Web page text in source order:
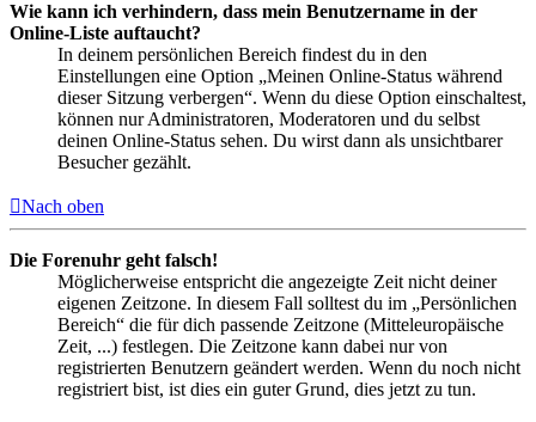
Wie kann ich verhindern, dass mein Benutzername in der
Online-Liste auftaucht?
In deinem persönlichen Bereich findest du in den
Einstellungen eine Option „Meinen Online-Status während
dieser Sitzung verbergen“. Wenn du diese Option einschaltest,
können nur Administratoren, Moderatoren und du selbst
deinen Online-Status sehen. Du wirst dann als unsichtbarer
Besucher gezählt.
Nach oben
Die Forenuhr geht falsch!
Möglicherweise entspricht die angezeigte Zeit nicht deiner
eigenen Zeitzone. In diesem Fall solltest du im „Persönlichen
Bereich“ die für dich passende Zeitzone (Mitteleuropäische
Zeit, ...) festlegen. Die Zeitzone kann dabei nur von
registrierten Benutzern geändert werden. Wenn du noch nicht
registriert bist, ist dies ein guter Grund, dies jetzt zu tun.